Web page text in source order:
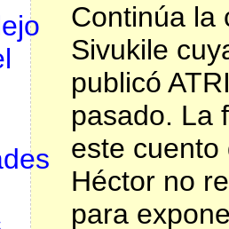
Continúa la
Sivukile
publicó
pasado. La
este
Héctor no
para